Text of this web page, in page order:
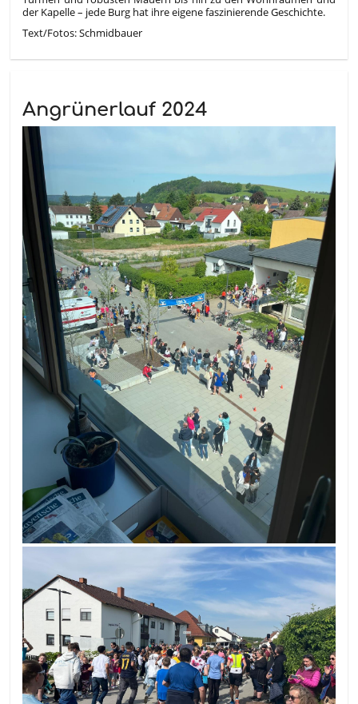
der Kapelle – jede Burg hat ihre eigene faszinierende Geschichte.
Text/Fotos: Schmidbauer
Angrünerlauf 2024